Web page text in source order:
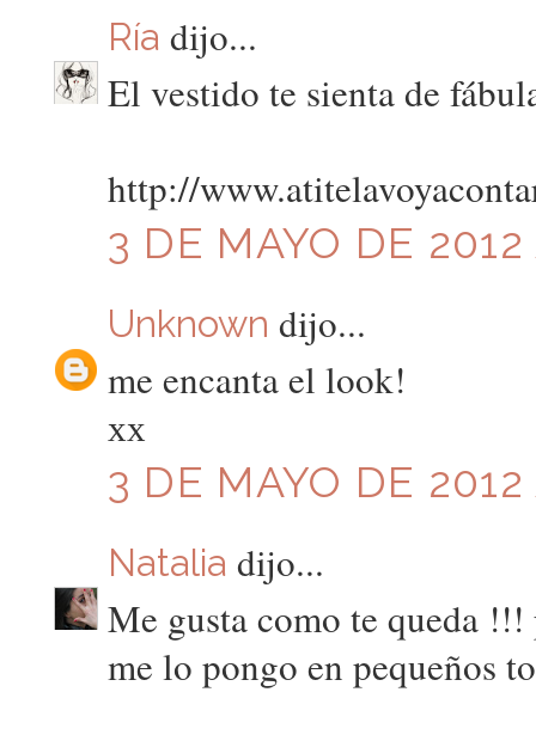
Ría dijo...
El vestido te sienta de
http://
3 DE MAYO DE
Unknown dijo...
me encanta el look!
хх
3 DE MAYO DE
Natalia dijo...
Me gusta como te queda
me lo pongo en pequeños